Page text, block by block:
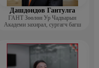
Дашдондов Гантулга
ГАНТ Зөөлөн Ур Чадварын
Академи захирал, сургагч багш